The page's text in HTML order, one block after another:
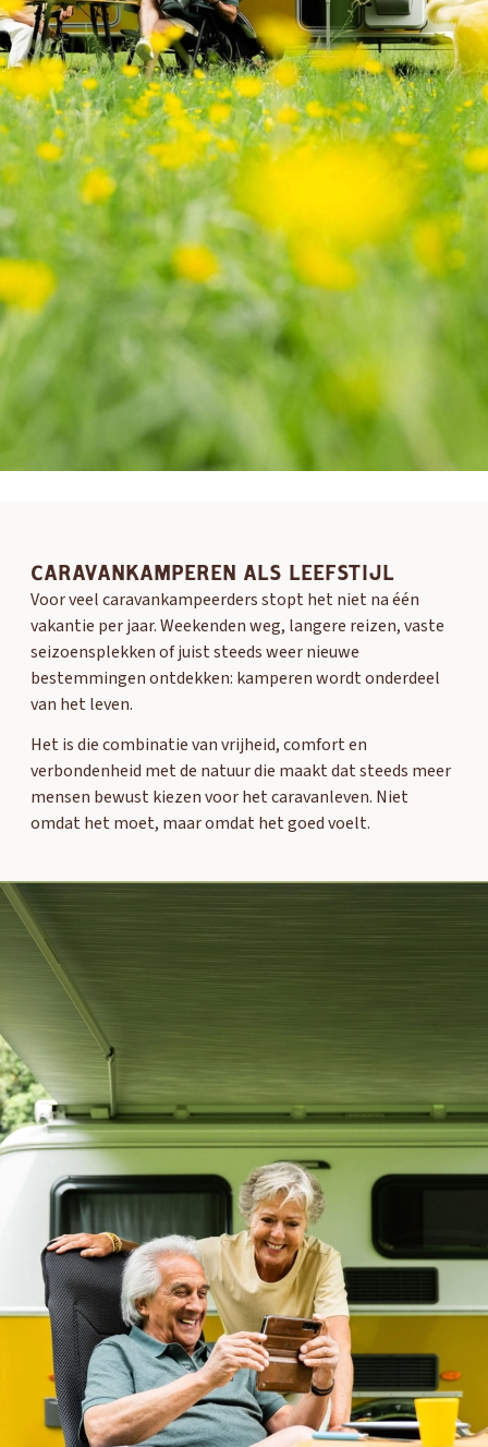
CARAVANKAMPEREN ALS LEEFSTIJL
Voor veel caravankampeerders stopt het niet na één
vakantie per jaar. Weekenden weg, langere reizen, vaste
seizoensplekken of juist steeds weer nieuwe
bestemmingen ontdekken: kamperen wordt onderdeel
van het leven.
Het is die combinatie van vrijheid, comfort en
verbondenheid met de natuur die maakt dat steeds meer
mensen bewust kiezen voor het caravanleven. Niet
omdat het moet, maar omdat het goed voelt.